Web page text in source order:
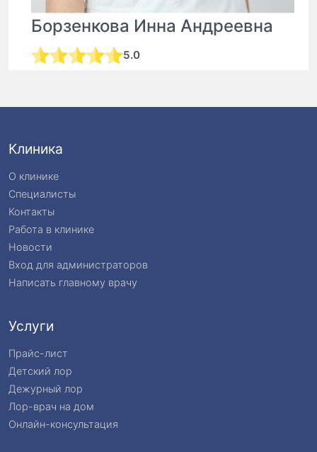
Борзенкова Инна Андреевна
5.0
стаж: 11 лет
Клиника
О клинике
Специалисты
Контакты
Работа в клинике
Новости
Вход для администраторов
Написать главному врачу
Услуги
Прайс-лист
Детский лор
Дежурный лор
Лор-врач на дом
Онлайн-консультация